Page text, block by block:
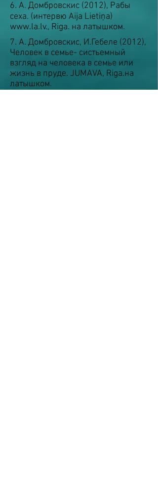
6. А. Домбровскис (2012), Рабы
сеха. (интервю Aija Lietiņa)
www.la.lv., Riga. на латышком.
7. А. Домбровскис, И.Гебеле (2012),
Человек в семье- систьемный
взгляд на человека в семье или
жизнь в пруде. JUMAVA, Riga.на
латышком.